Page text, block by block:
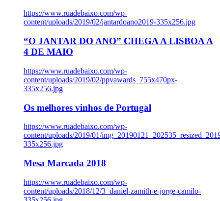
https://www.ruadebaixo.com/wp-
content/uploads/2019/02/jantardoano2019-335x256.jpg
“O JANTAR DO ANO” CHEGA A LISBOA A
4 DE MAIO
https://www.ruadebaixo.com/wp-
content/uploads/2019/02/ppvawards_755x470px-
335x256.jpg
Os melhores vinhos de Portugal
https://www.ruadebaixo.com/wp-
content/uploads/2019/01/
335x256.jpg
Mesa Marcada 2018
https://www.ruadebaixo.com/wp-
content/uploads/2018/12/3_daniel-zamith-e-jorge-camilo-